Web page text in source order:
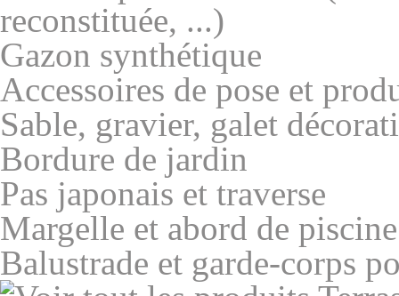
reconstituée, ...)
Gazon synthétique
Accessoires de pose et
Sable, gravier, galet
Bordure de jardin
Pas japonais et traverse
Margelle et abord de piscine
Balustrade et garde-corps